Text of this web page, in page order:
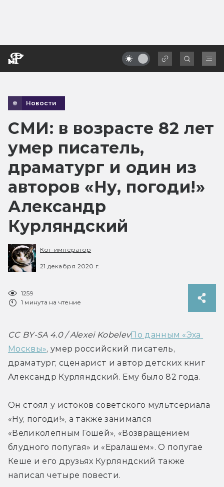
Новости
СМИ: в возрасте 82 лет
умер писатель,
драматург и один из
авторов «Ну, погоди!»
Александр
Курляндский
Кот-император
21 декабря 2020 г.
1259
1 минута на чтение
CC BY-SA 4.0 / Alexei KobelevПо данным «Эха
Москвы», умер российский писатель,
драматург, сценарист и автор детских книг
Александр Курляндский. Ему было 82 года.
Он стоял у истоков советского мультсериала
«Ну, погоди!», а также занимался
«Великолепным Гошей», «Возвращением
блудного попугая» и «Ералашем». О попугае
Кеше и его друзьях Курляндский также
написал четыре повести.